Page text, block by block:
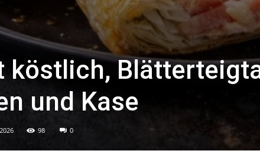
köstlich,
und Kase
98 0